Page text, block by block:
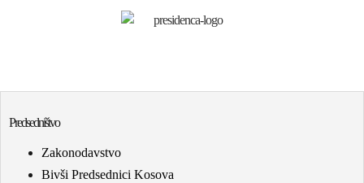
Predsedništvo
Zakonodavstvo
Bivši Predsednici Kosova